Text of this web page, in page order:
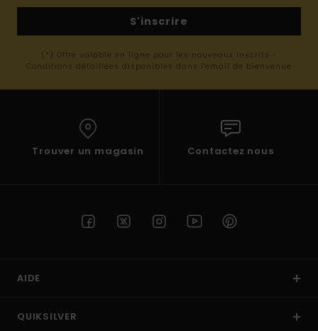
S'inscrire
(*) Offre valable en ligne pour les nouveaux inscrits -
Conditions détaillées disponibles dans l'email de bienvenue
Trouver un magasin Contactez nous
AIDE
QUIKSILVER